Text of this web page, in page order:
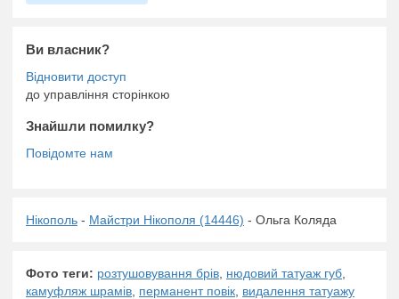
Ви власник?
до управління сторінкою
Знайшли помилку?
Нікополь - Майстри Нікополя (14446) - Ольга Коляда
Фото теги: розтушовування брів нюдовий татуаж губ
камуфляж шрамів перманент повік видалення татуажу